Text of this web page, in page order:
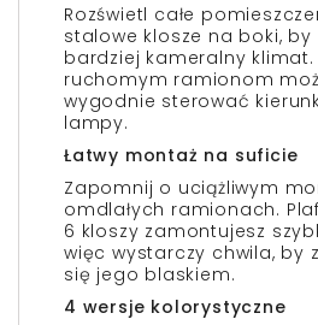
Rozświetl całe
stalowe klosze na boki, by
bardziej kameralny klimat.
ruchomym ramionom
wygodnie sterować
lampy.
Łatwy montaż na suficie
Zapomnij o uciążliwym
omdlałych ramionach.
6 kloszy zamontujesz
więc wystarczy chwila, by
się jego blaskiem.
4 wersje kolorystyczne